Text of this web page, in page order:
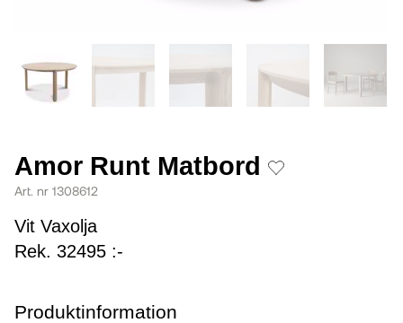
Amor Runt Matbord
Art. nr 1308612
Vit Vaxolja
Rek. 32495 :-
Produktinformation